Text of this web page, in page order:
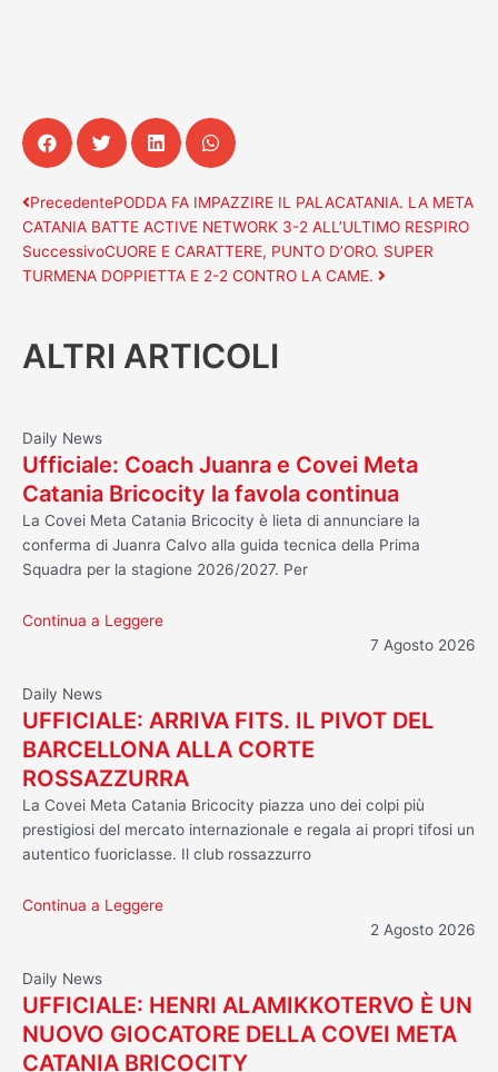
Precedente
PrecedentePODDA FA IMPAZZIRE IL PALACATANIA. LA META
CATANIA BATTE ACTIVE NETWORK 3-2 ALL’ULTIMO RESPIRO
SuccessivoCUORE E CARATTERE, PUNTO D’ORO. SUPER
TURMENA DOPPIETTA E 2-2 CONTRO LA CAME.
Successivo
ALTRI ARTICOLI
Daily News
Ufficiale: Coach Juanra e Covei Meta
Catania Bricocity la favola continua
La Covei Meta Catania Bricocity è lieta di annunciare la
conferma di Juanra Calvo alla guida tecnica della Prima
Squadra per la stagione 2026/2027. Per
Continua a Leggere
7 Agosto 2026
Daily News
UFFICIALE: ARRIVA FITS. IL PIVOT DEL
BARCELLONA ALLA CORTE
ROSSAZZURRA
La Covei Meta Catania Bricocity piazza uno dei colpi più
prestigiosi del mercato internazionale e regala ai propri tifosi un
autentico fuoriclasse. Il club rossazzurro
Continua a Leggere
2 Agosto 2026
Daily News
UFFICIALE: HENRI ALAMIKKOTERVO È UN
NUOVO GIOCATORE DELLA COVEI META
CATANIA BRICOCITY